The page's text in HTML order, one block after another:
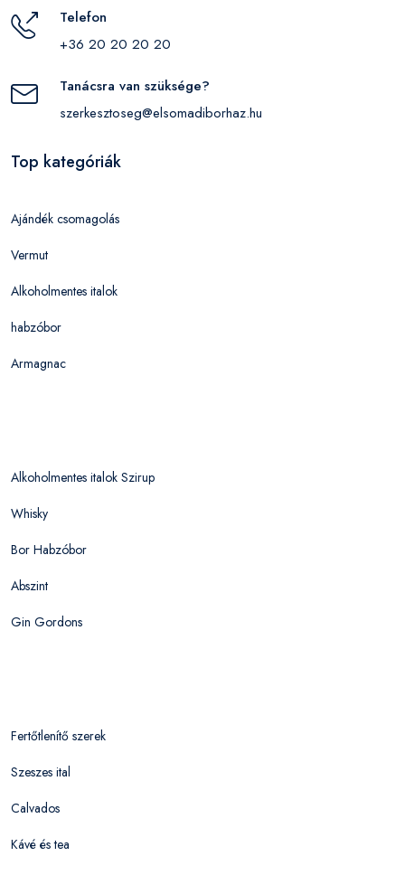
Telefon
+36 20 20 20 20
Tanácsra van szüksége?
szerkesztoseg@elsomadiborhaz.hu
Top kategóriák
Ajándék csomagolás
Vermut
Alkoholmentes italok
habzóbor
Armagnac
Alkoholmentes italok Szirup
Whisky
Bor Habzóbor
Abszint
Gin Gordons
Fertőtlenítő szerek
Szeszes ital
Calvados
Kávé és tea